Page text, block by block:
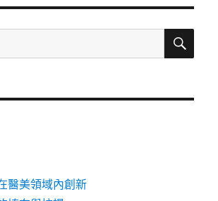
搜
醫美領域內創新